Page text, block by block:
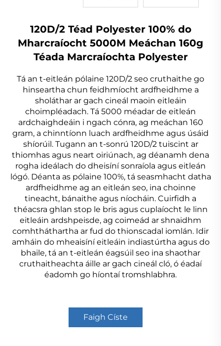
120D/2 Téad Polyester 100% do
Mharcraíocht 5000M Meáchan 160g
Téada Marcraíochta Polyester
Tá an t-eitleán pólaine 120D/2 seo cruthaithe go
hinseartha chun feidhmíocht ardfheidhme a
sholáthar ar gach cineál maoin eitleáin
choimpléadach. Tá 5000 méadar de eitleán
ardchaighdeáin i ngach cónra, ag meáchan 160
gram, a chinntíonn luach ardfheidhme agus úsáid
shíorúil. Tugann an t-sonrú 120D/2 tuiscint ar
thiomhas agus neart oiriúnach, ag déanamh dena
rogha ideálach do dheisíní sonraíola agus eitleán
lógó. Déanta as pólaine 100%, tá seasmhacht datha
ardfheidhme ag an eitleán seo, ina choinne
tineacht, bánaithe agus níocháin. Cuirfidh a
théacsra ghlan stop le bris agus cuplaíocht le linn
eitleáin ardshpeisde, ag coimeád ar shnaidhm
comhtháthartha ar fud do thionscadal iomlán. Idir
amháin do mheaisíní eitleáin indiastúrtha agus do
bhaile, tá an t-eitleán éagsúil seo ina shaothar
cruthaitheachta áille ar gach cineál cló, ó éadaí
éadomh go híontaí tromshlabhra.
Faigh Císte